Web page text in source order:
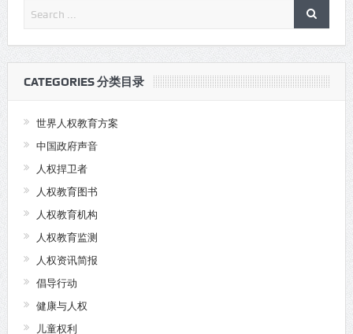
CATEGORIES 分类目录
世界人权教育方案
中国政府声音
人权捍卫者
人权教育图书
人权教育机构
人权教育监测
人权资讯简报
倡导行动
健康与人权
儿童权利